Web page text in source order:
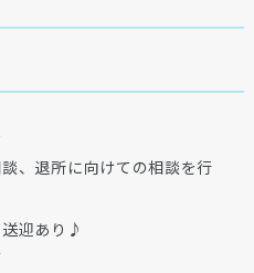
、退所に向けての相談を行
迎あり♪